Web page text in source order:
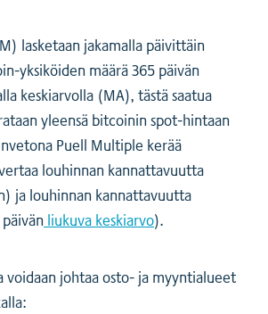
lasketaan jakamalla päivittäin
yksiköiden määrä 365 päivän
keskiarvolla (MA), tästä saatua
yleensä bitcoinin spot-hintaan
Puell Multiple kerää
louhinnan kannattavuutta
ja louhinnan kannattavuutta
liukuva keskiarvo).
voidaan johtaa osto- ja myyntialueet